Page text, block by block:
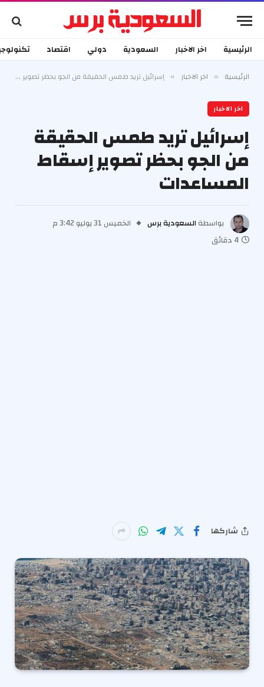
الرئيسية اخر الاخبار السعودية دولي اقتصاد
الرئيسية » اخر الاخبار » إسرائيل تريد طمس الحقيقة من الجو بحظر تصوير إسقاط المساعدات
اخر الاخبار
إسرائيل تريد طمس الحقيقة
من الجو بحظر تصوير إسقاط
المساعدات
بواسطة السعودية برس
الخميس 31 يوليو 3:42 م
4 دقائق
شاركها